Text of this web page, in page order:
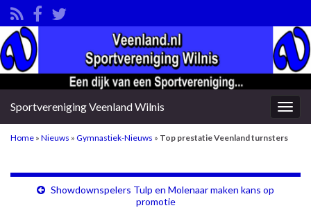
Sportvereniging Veenland Wilnis
Home » Nieuws » Gymnastiek-Nieuws » Top prestatie Veenland turnsters
Showdownspelers Tulp en Molenaar maken kans op
promotie